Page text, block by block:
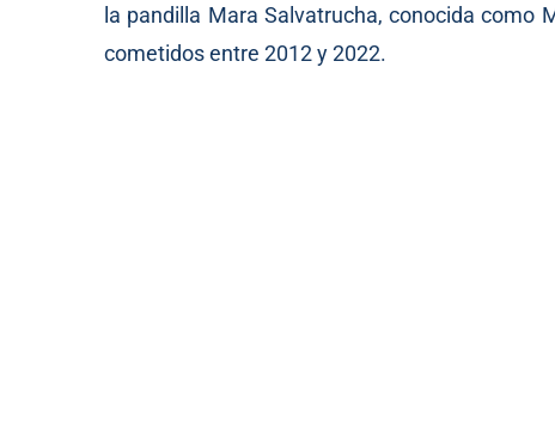
la pandilla Mara Salvatrucha, conocida como
cometidos entre 2012 y 2022.